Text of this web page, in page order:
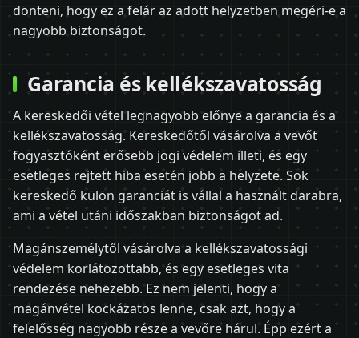
dönteni, hogy ez a felár az adott helyzetben megéri-e a
nagyobb biztonságot.
Garancia és kellékszavatosság
A kereskedői vétel legnagyobb előnye a garancia és a
kellékszavatosság. Kereskedőtől vásárolva a vevőt
fogyasztóként erősebb jogi védelem illeti, és egy
esetleges rejtett hiba esetén jobb a helyzete. Sok
kereskedő külön garanciát is vállal a használt darabra,
ami a vétel utáni időszakban biztonságot ad.
Magánszemélytől vásárolva a kellékszavatossági
védelem korlátozottabb, és egy esetleges vita
rendezése nehezebb. Ez nem jelenti, hogy a
magánvétel kockázatos lenne, csak azt, hogy a
felelősség nagyobb része a vevőre hárul. Épp ezért a